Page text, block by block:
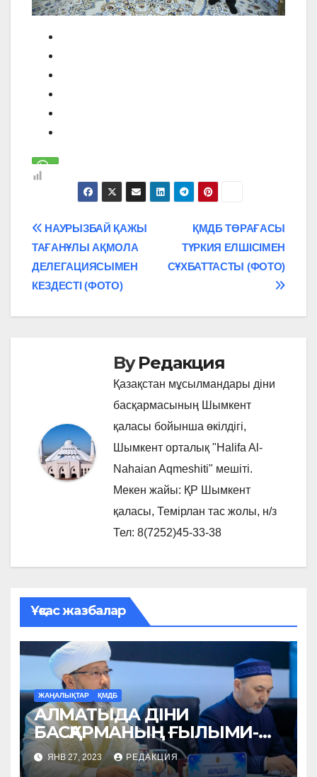
Навигация
по
записям
ҚМДБ ТӨРАҒАСЫ
ТҮРКИЯ ЕЛШІСІМЕН
СҰХБАТТАСТЫ (ФОТО)
НАУРЫЗБАЙ ҚАЖЫ
ТАҒАНҰЛЫ АҚМОЛА
ДЕЛЕГАЦИЯСЫМЕН
КЕЗДЕСТІ (ФОТО)
ByРедакция
Қазақстан мұсылмандары діни
басқармасының Шымкент
қаласы бойынша өкілдігі,
Шымкент орталық "Halifa Al-
Nahaian Aqmeshiti" мешіті.
Мекен жайы: ҚР Шымкент
қаласы, Темірлан тас жолы, н/з
Тел: 8(7252)45-33-38
Ұқсас жазбалар
ЖАҢАЛЫҚТАР ҚМДБ
АЛМАТЫДА ДІНИ
БАСҚАРМАНЫҢ ҒЫЛЫМИ-
ЗЕРТТЕУ ОРТАЛЫҒЫ
АШЫЛАДЫ (ФОТО)
ЯНВ 27, 2023 РЕДАКЦИЯ